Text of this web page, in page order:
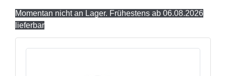
Momentan nicht an Lager. Frühestens ab 06.08.2026
lieferbar